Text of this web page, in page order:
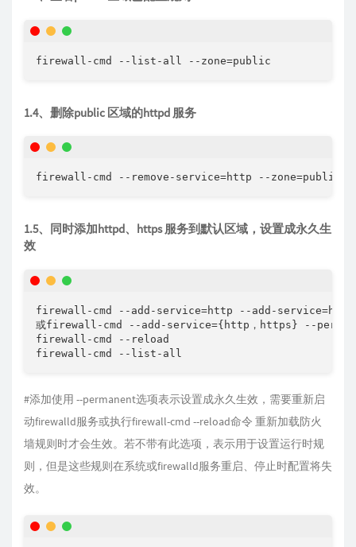
firewall-cmd --list-all --zone=public
1.4、删除public 区域的httpd 服务
firewall-cmd --remove-service=http --zone=public
1.5、同时添加httpd、https 服务到默认区域，设置成永久生
效
firewall-cmd --add-service=http --add-
或firewall-cmd --add-service={http，https} --
firewall-cmd --reload
firewall-cmd --list-all
#添加使用 --permanent选项表示设置成永久生效，需要重新启
动firewalld服务或执行firewall-cmd --reload命令 重新加载防火
墙规则时才会生效。若不带有此选项，表示用于设置运行时规
则，但是这些规则在系统或firewalld服务重启、停止时配置将失
效。